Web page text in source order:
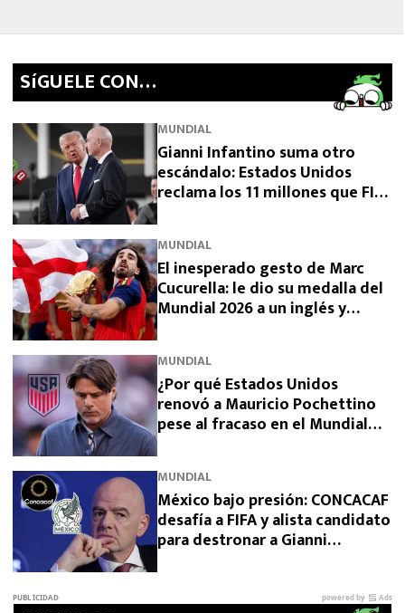
SíGUELE CON…
MUNDIAL
Gianni Infantino suma otro
escándalo: Estados Unidos
reclama los 11 millones que FIFA
MUNDIAL
El inesperado gesto de Marc
Cucurella: le dio su medalla del
Mundial 2026 a un inglés y
MUNDIAL
¿Por qué Estados Unidos
renovó a Mauricio Pochettino
pese al fracaso en el Mundial
MUNDIAL
México bajo presión: CONCACAF
desafía a FIFA y alista candidato
para destronar a Gianni